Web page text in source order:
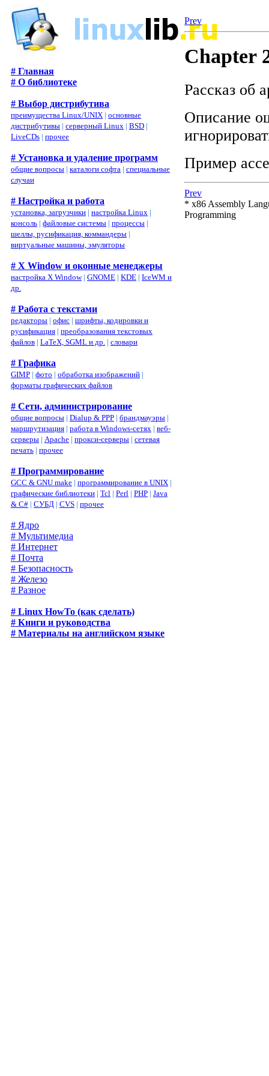
# Главная
# О библиотеке
# Выбор дистрибутива
преимущества Linux/UNIX | основные
дистрибутивы | серверный Linux | BSD |
LiveCDs | прочее
# Установка и удаление программ
общие вопросы | каталоги софта | специальные
случаи
# Настройка и работа
установка, загрузчики | настройка Linux |
консоль | файловые системы | процессы |
шеллы, русификация, коммандеры |
виртуальные машины, эмуляторы
# X Window и оконные менеджеры
настройка X Window| GNOME | KDE | IceWM и
др.
# Работа с текстами
редакторы | офис | шрифты, кодировки и
русификация | преобразования текстовых
файлов | LaTeX, SGML и др. | словари
# Графика
GIMP | фото | обработка изображений |
форматы графических файлов
# Сети, администрирование
общие вопросы | Dialup & PPP | брандмауэры |
маршрутизация | работа в Windows-сетях | веб-
серверы | Apache | прокси-серверы | сетевая
печать | прочее
# Программирование
GCC & GNU make | программирование в UNIX |
графические библиотеки | Tcl | Perl | PHP | Java
& C# | СУБД | CVS | прочее
# Ядро
# Мультимедиа
# Интернет
# Почта
# Безопасность
# Железо
# Разное
# Linux HowTo (как сделать)
# Книги и руководства
# Материалы на английском языке
Prev
Chapter
Рассказ об
Описание
Пример
Prev
* x86 Assembly
Programming